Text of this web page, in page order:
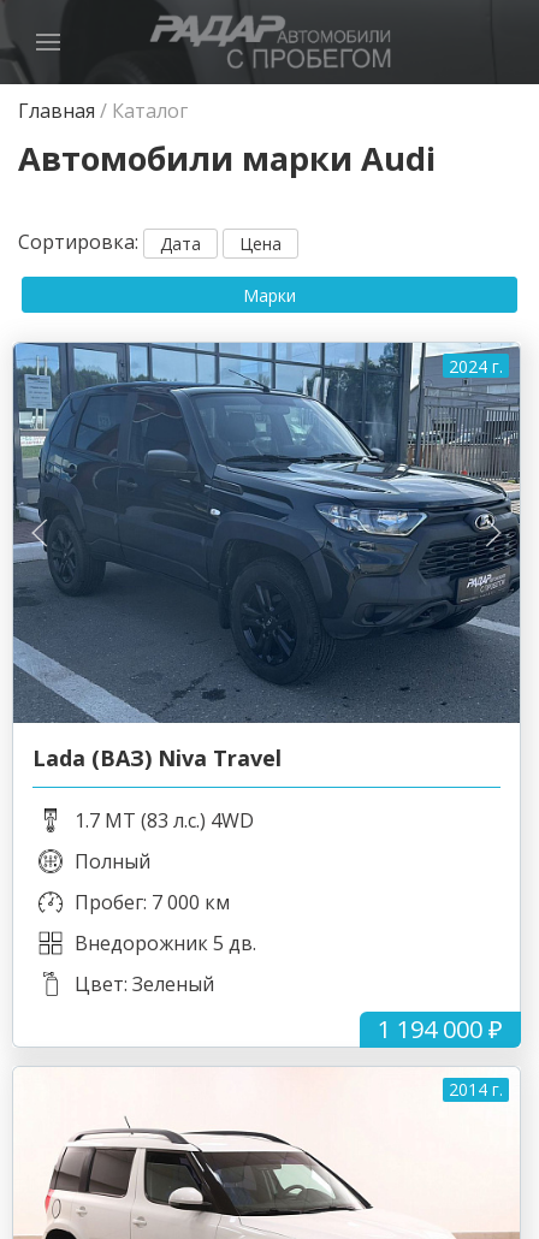
Главная / Каталог
Автомобили марки Audi
Сортировка: Дата Цена
Марки
2024 г.
1 194 000 ₽
Lada (ВАЗ) Niva Travel
1.7 MT (83 л.с.) 4WD
Полный
Пробег: 7 000 км
Внедорожник 5 дв.
Цвет: Зеленый
2014 г.